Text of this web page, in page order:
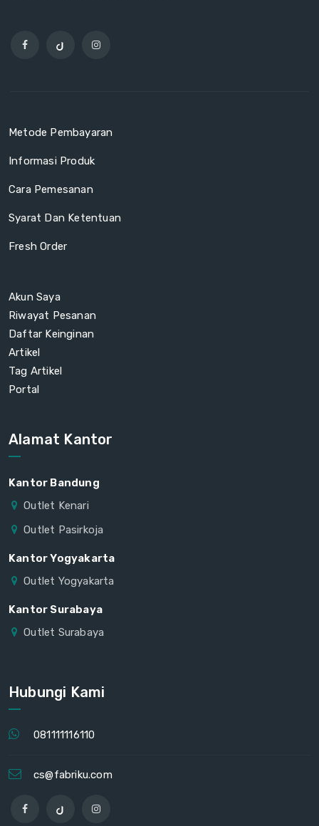
Metode Pembayaran
Informasi Produk
Cara Pemesanan
Syarat Dan Ketentuan
Fresh Order
Akun Saya
Riwayat Pesanan
Daftar Keinginan
Artikel
Tag Artikel
Portal
Alamat Kantor
Kantor Bandung
Outlet Kenari
Outlet Pasirkoja
Kantor Yogyakarta
Outlet Yogyakarta
Kantor Surabaya
Outlet Surabaya
Hubungi Kami
081111116110
cs@fabriku.com